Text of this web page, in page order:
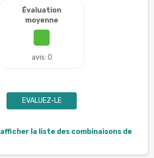
Évaluation
moyenne
avis: 0
EVALUEZ-LE
la liste des combinaisons de